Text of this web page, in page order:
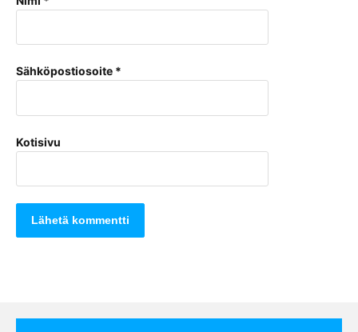
Sähköpostiosoite *
Kotisivu